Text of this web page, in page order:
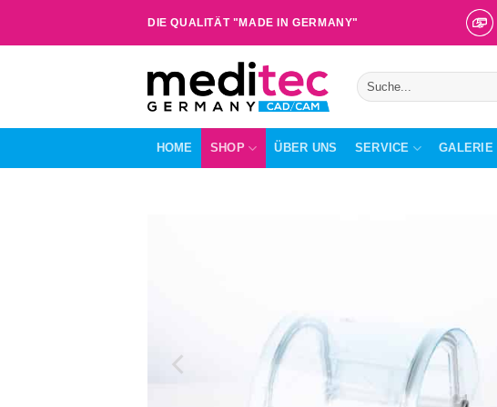
DIE QUALITÄT "MADE IN GERMANY"
Suche
nach:
HOME SHOP ÜBER UNS SERVICE GALERIE